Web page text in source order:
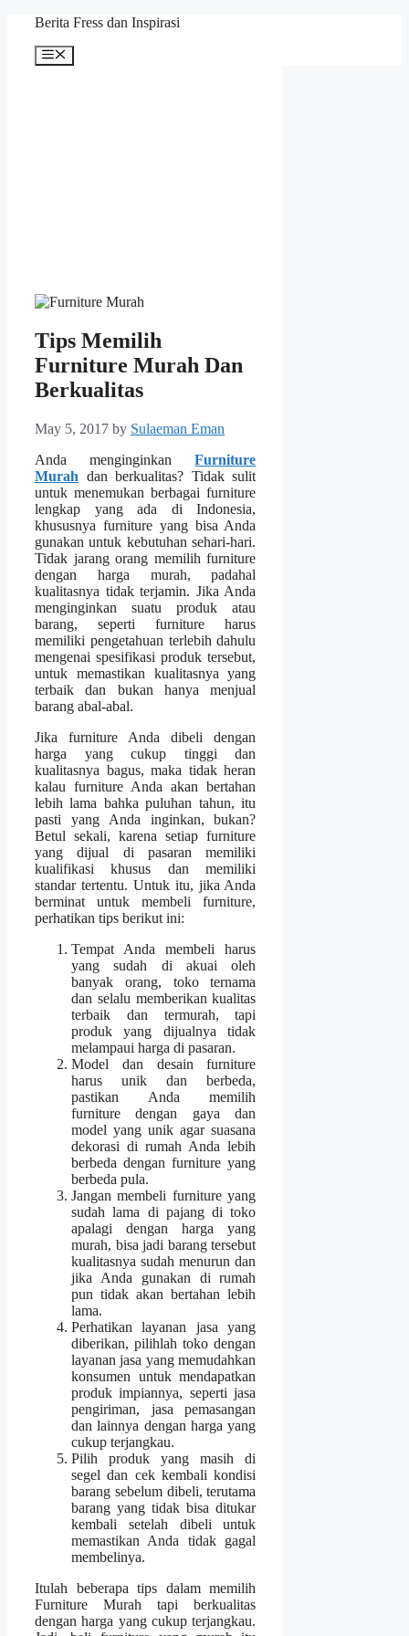
content
Berita Fress dan Inspirasi
Menu
Tips Memilih
Furniture Murah Dan
Berkualitas
May 5, 2017 by Sulaeman Eman
Anda menginginkanFurniture
Murah dan berkualitas? Tidak sulit
untuk menemukan berbagai furniture
lengkap yang ada di Indonesia,
khususnya furniture yang bisa Anda
gunakan untuk kebutuhan sehari-hari.
Tidak jarang orang memilih furniture
dengan harga murah, padahal
kualitasnya tidak terjamin. Jika Anda
menginginkan suatu produk atau
barang, seperti furniture harus
memiliki pengetahuan terlebih dahulu
mengenai spesifikasi produk tersebut,
untuk memastikan kualitasnya yang
terbaik dan bukan hanya menjual
barang abal-abal.
Jika furniture Anda dibeli dengan
harga yang cukup tinggi dan
kualitasnya bagus, maka tidak heran
kalau furniture Anda akan bertahan
lebih lama bahka puluhan tahun, itu
pasti yang Anda inginkan, bukan?
Betul sekali, karena setiap furniture
yang dijual di pasaran memiliki
kualifikasi khusus dan memiliki
standar tertentu. Untuk itu, jika Anda
berminat untuk membeli furniture,
perhatikan tips berikut ini:
Tempat Anda membeli harus
yang sudah di akuai oleh
banyak orang, toko ternama
dan selalu memberikan kualitas
terbaik dan termurah, tapi
produk yang dijualnya tidak
melampaui harga di pasaran.
Model dan desain furniture
harus unik dan berbeda,
pastikan Anda memilih
furniture dengan gaya dan
model yang unik agar suasana
dekorasi di rumah Anda lebih
berbeda dengan furniture yang
berbeda pula.
Jangan membeli furniture yang
sudah lama di pajang di toko
apalagi dengan harga yang
murah, bisa jadi barang tersebut
kualitasnya sudah menurun dan
jika Anda gunakan di rumah
pun tidak akan bertahan lebih
lama.
Perhatikan layanan jasa yang
diberikan, pilihlah toko dengan
layanan jasa yang memudahkan
konsumen untuk mendapatkan
produk impiannya, seperti jasa
pengiriman, jasa pemasangan
dan lainnya dengan harga yang
cukup terjangkau.
Pilih produk yang masih di
segel dan cek kembali kondisi
barang sebelum dibeli, terutama
barang yang tidak bisa ditukar
kembali setelah dibeli untuk
memastikan Anda tidak gagal
membelinya.
Itulah beberapa tips dalam memilih
Furniture Murahtapi berkualitas
dengan harga yang cukup terjangkau.